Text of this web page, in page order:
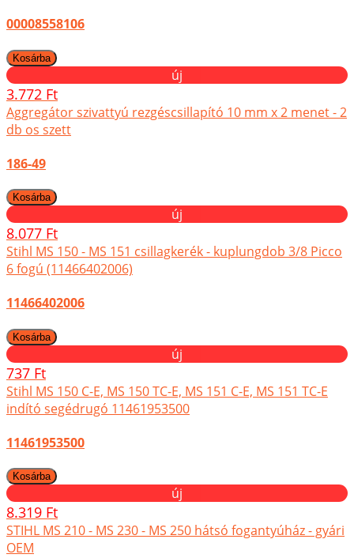
00008558106
új
3.772 Ft
Aggregátor szivattyú rezgéscsillapító 10 mm x 2 menet - 2
db os szett
186-49
új
8.077 Ft
Stihl MS 150 - MS 151 csillagkerék - kuplungdob 3/8 Picco
6 fogú (11466402006)
11466402006
új
737 Ft
Stihl MS 150 C-E, MS 150 TC-E, MS 151 C-E, MS 151 TC-E
indító segédrugó 11461953500
11461953500
új
8.319 Ft
STIHL MS 210 - MS 230 - MS 250 hátsó fogantyúház - gyári
OEM